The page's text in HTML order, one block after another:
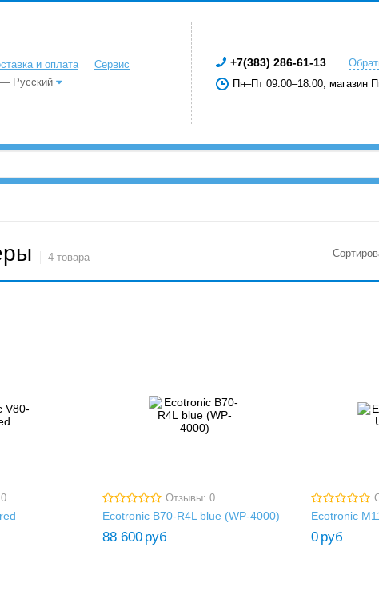
и оплата
Сервис
Русский
+7(383) 286-61-13
Пн–Пт 09:00–18:00, магазин
4 товара
Отзывы: 0
Ecotronic B70-R4L blue (WP-4000)
88 600 руб
Ecotronic
0 руб